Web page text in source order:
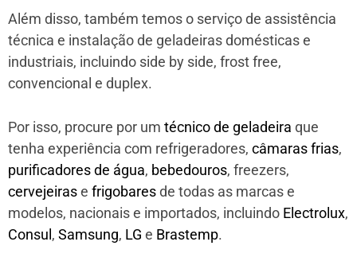
Além disso, também temos o serviço de assistência
técnica e instalação de geladeiras domésticas e
industriais, incluindo side by side, frost free,
convencional e duplex.
Por isso, procure por um técnico de geladeira que
tenha experiência com refrigeradores, câmaras frias,
purificadores de água, bebedouros, freezers,
cervejeirase frigobaresde todas as marcas e
modelos, nacionais e importados, incluindo Electrolux,
Consul , Samsung, LG e Brastemp.